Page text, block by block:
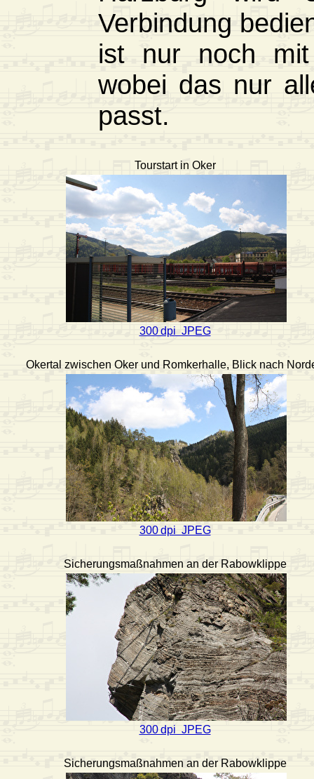
Verbindung
ist nur noch
wobei das nur
passt.
Tourstart in Oker
300 dpi JPEG
Okertal zwischen Oker und Romkerhalle, Blick nach
300 dpi JPEG
Sicherungsmaßnahmen an der Rabowklippe
300 dpi JPEG
Sicherungsmaßnahmen an der Rabowklippe